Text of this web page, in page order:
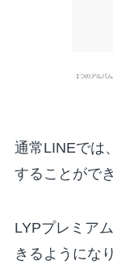
通常LINEでは
することがで
LYPプレミア
きるようにな